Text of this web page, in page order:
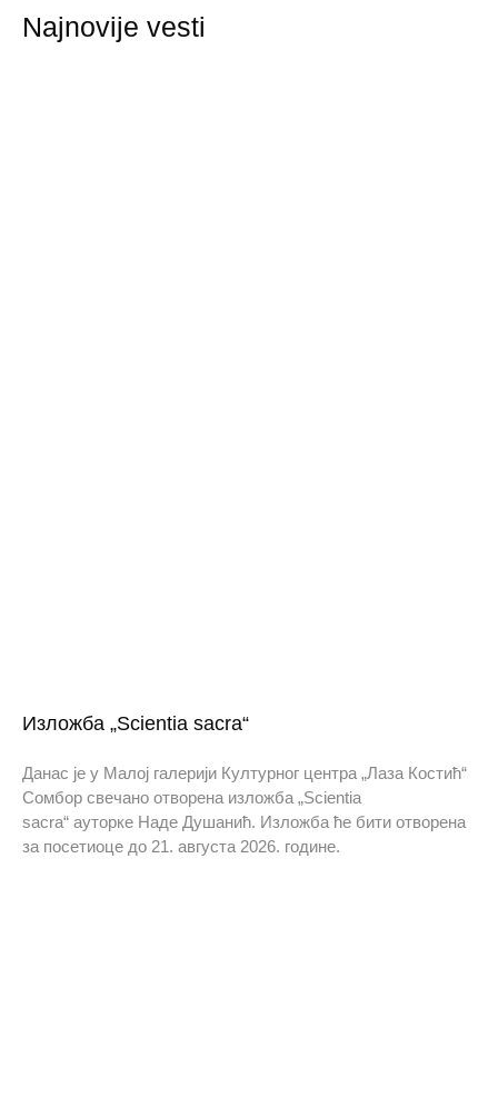
Najnovije vesti
Изложба „Scientia sacra“
Данас је у Малој галерији Културног центра „Лаза Костић“
Сомбор свечано отворена изложба „Scientia
sacra“ ауторке Наде Душанић. Изложба ће бити отворена
за посетиоце до 21. августа 2026. године.